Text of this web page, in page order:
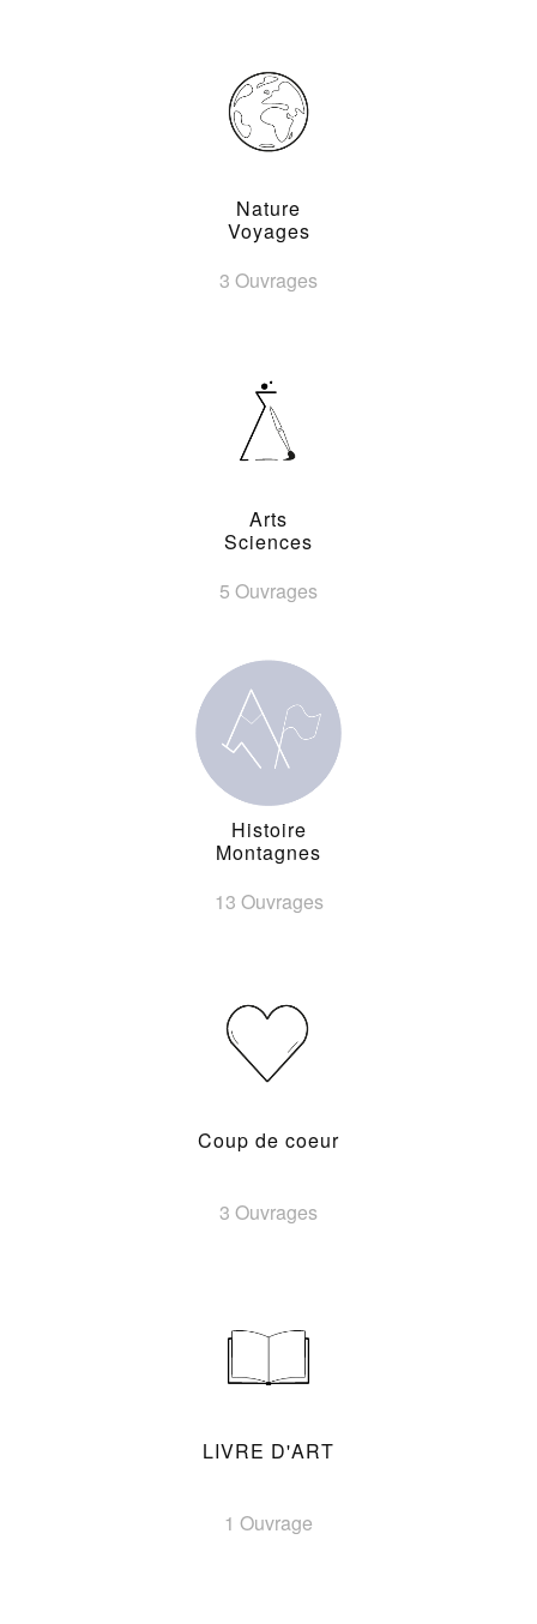
Nature
Voyages
3 Ouvrages
Arts
Sciences
5 Ouvrages
Histoire
Montagnes
13 Ouvrages
Coup de coeur
3 Ouvrages
LIVRE D'ART
1 Ouvrage